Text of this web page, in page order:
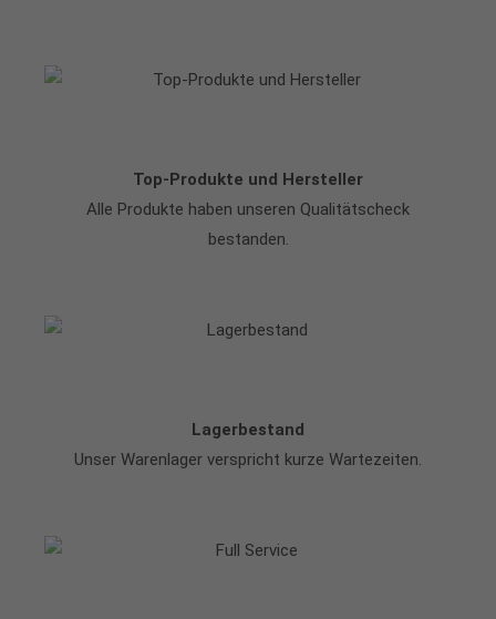
Top-Produkte und Hersteller
Alle Produkte haben unseren Qualitätscheck
bestanden.
Lagerbestand
Unser Warenlager verspricht kurze Wartezeiten.